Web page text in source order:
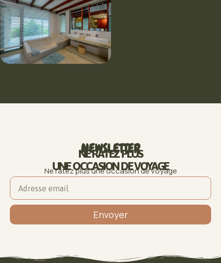
NEWSLETTER
NE RATEZ PLUS
UNE OCCASION DE VOYAGE
Ne ratez plus une occasion de voyage
Envoyer